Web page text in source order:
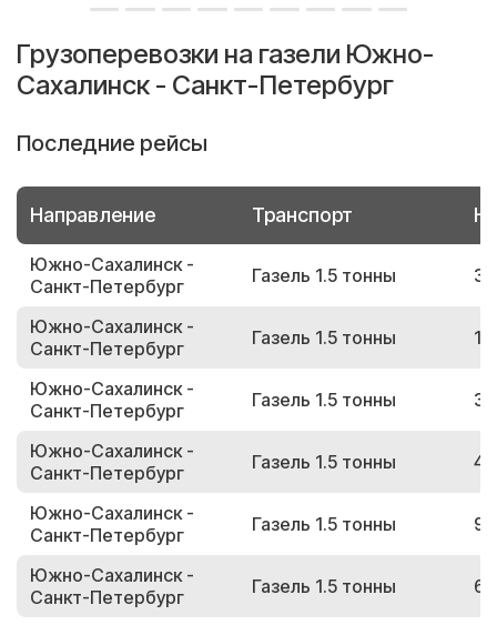
Грузоперевозки на газели Южно-
Сахалинск - Санкт-Петербург
Последние рейсы
Направление Транспорт
Южно-Сахалинск -
Санкт-Петербург
Газель 1.5 тонны
Южно-Сахалинск -
Санкт-Петербург
Газель 1.5 тонны
Южно-Сахалинск -
Санкт-Петербург
Газель 1.5 тонны
Южно-Сахалинск -
Санкт-Петербург
Газель 1.5 тонны
Южно-Сахалинск -
Санкт-Петербург
Газель 1.5 тонны
Южно-Сахалинск -
Санкт-Петербург
Газель 1.5 тонны